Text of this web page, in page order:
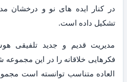
در کنار ایده های نو و درخشان
تشکیل داده است.
مدیریت قدیم و جدید تلفیقی
فکرهایی خلاقانه را در این
العاده متناسب توانسته است